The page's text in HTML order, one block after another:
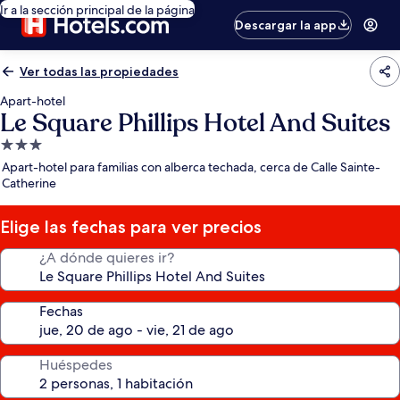
Ir a la sección principal de la página
Descargar la app
Ver todas las propiedades
Apart-hotel
Le Square Phillips Hotel And Suites
Propiedad
de
3.0
estrellas
Apart-hotel para familias con alberca techada, cerca de Calle Sainte-
Catherine
Elige las fechas para ver precios
¿A dónde quieres ir?
Fechas
Huéspedes